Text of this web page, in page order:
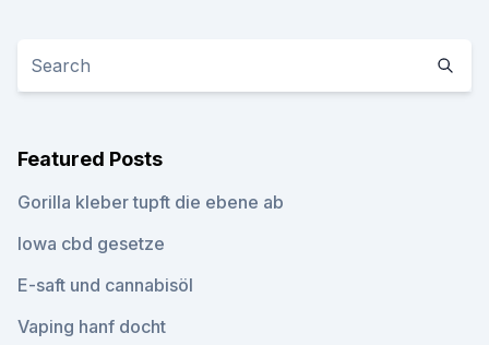
Featured Posts
Gorilla kleber tupft die ebene ab
Iowa cbd gesetze
E-saft und cannabisöl
Vaping hanf docht